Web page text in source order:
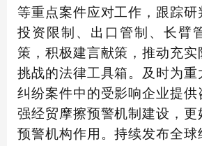
等重点案件应对工作，跟踪研
投资限制、出口管制、长臂
策，积极建言献策，推动充实
挑战的法律工具箱。及时为重
纠纷案件中的受影响企业提供
强经贸摩擦预警机制建设，更
预警机构作用。持续发布全球